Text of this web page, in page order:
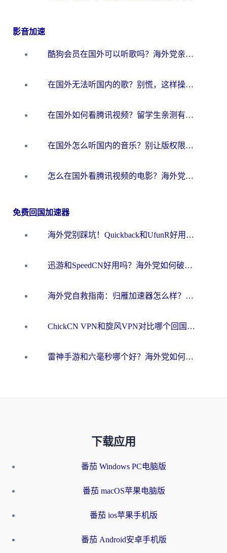
影音加速
酷狗会员在国外可以听歌吗？海外党亲测有效：3步解决音乐权限难题
在国外无法听国内的歌？别慌，这样操作就能畅听QQ音乐（附亲测加速器推荐）
在国外如何看腾讯视频？留学生亲测有效的回国加速方案
在国外怎么听国内的音乐？别让版权限制断了你的华语歌单
怎么在国外看腾讯视频的电影？海外党亲测有效的回国加速指南
免费回国加速器
海外党别踩坑！Quickback和UfunR好用吗？选对回国加速器才能无缝刷国内资源
迅游和SpeedCN好用吗？海外党如何破解那道看不见的墙
海外党自救指南：归雁加速器怎么样？教你避开坑实现国内资源无缝访问
ChickCN VPN和旋风VPN对比哪个回国效果更好？海外用户的选择困境与出路
雷神手游和六毫秒哪个好？海外党如何真正解锁国内资源
下载应用
番茄 Windows PC电脑版
番茄 macOS苹果电脑版
番茄 ios苹果手机版
番茄 Android安卓手机版